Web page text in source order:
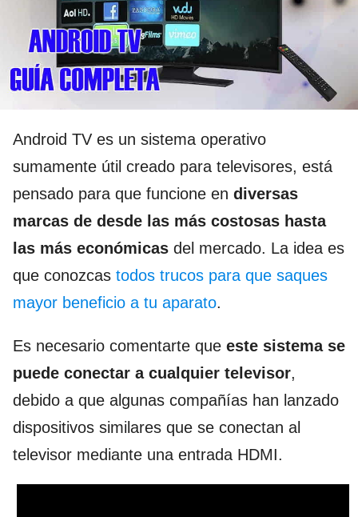
Android TV es un sistema operativo
sumamente útil creado para televisores, está
pensado para que funcione en diversas
marcas de desde las más costosas hasta
las más económicas del mercado. La idea es
que conozcas todos trucos para que saques
mayor beneficio a tu aparato.
Es necesario comentarte que este sistema se
puede conectar a cualquier televisor,
debido a que algunas compañías han lanzado
dispositivos similares que se conectan al
televisor mediante una entrada HDMI.